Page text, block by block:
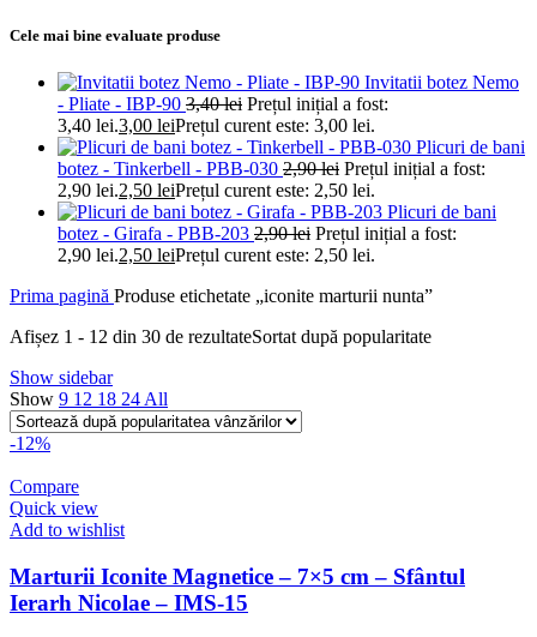
Cele mai bine evaluate produse
Invitatii botez Nemo
- Pliate - IBP-90 3,40lei Prețul inițial a fost:
3,40 lei.3,00 leiPrețul curent este: 3,00 lei.
Plicuri de bani
botez - Tinkerbell - PBB-030 2,90lei Prețul inițial a fost:
2,90 lei.2,50 leiPrețul curent este: 2,50 lei.
Plicuri de bani
botez - Girafa - PBB-203 2,90lei Prețul inițial a fost:
2,90 lei.2,50 leiPrețul curent este: 2,50 lei.
Prima pagină Produse etichetate „iconite marturii nunta”
Afișez 1 - 12 din 30 de rezultateSortat după popularitate
Show sidebar
Show 9 12 18 24 All
-12%
Compare
Quick view
Add to wishlist
Marturii Iconite Magnetice – 7×5 cm – Sfântul
Ierarh Nicolae – IMS-15